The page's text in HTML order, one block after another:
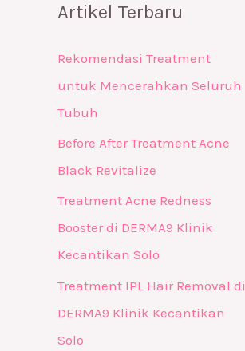
Artikel Terbaru
Rekomendasi Treatment
untuk Mencerahkan Seluruh
Tubuh
Before After Treatment Acne
Black Revitalize
Treatment Acne Redness
Booster di DERMA9 Klinik
Kecantikan Solo
Treatment IPL Hair Removal di
DERMA9 Klinik Kecantikan
Solo